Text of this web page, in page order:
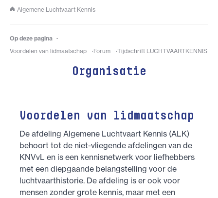
Algemene Luchtvaart Kennis
Op deze pagina
Voordelen van lidmaatschap
Forum Tijdschrift LUCHTVAARTKENNIS
Organisatie
Voordelen van lidmaatschap
De afdeling Algemene Luchtvaart Kennis (ALK)
behoort tot de niet-vliegende afdelingen van de
KNVvL en is een kennisnetwerk voor liefhebbers
met een diepgaande belangstelling voor de
luchtvaarthistorie. De afdeling is er ook voor
mensen zonder grote kennis, maar met een